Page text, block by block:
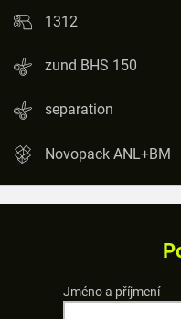
1312
zund BHS 150
separation
Novopack ANL+BM
Jméno a příjmení